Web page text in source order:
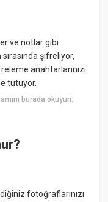
ve notlar gibi
şifreliyor,
anahtarlarınızı
tutuyor.
burada okuyun:
fotoğraflarınızı